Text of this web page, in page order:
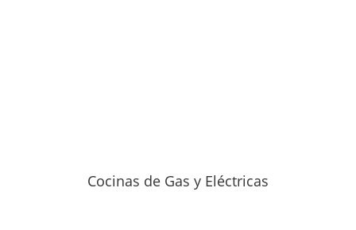
Cocinas de Gas y Eléctricas